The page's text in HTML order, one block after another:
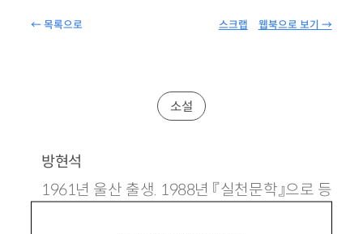
← 목록으로 웹북으로 보기 →
스크랩
소설
방현석
1961년 울산 출생. 1988년 『실천문학』으로 등